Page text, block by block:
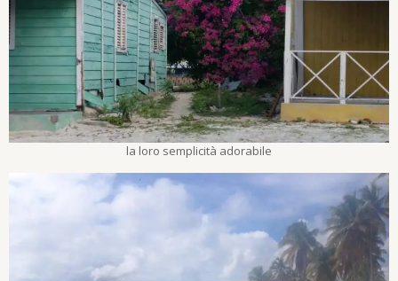
la loro semplicità adorabile